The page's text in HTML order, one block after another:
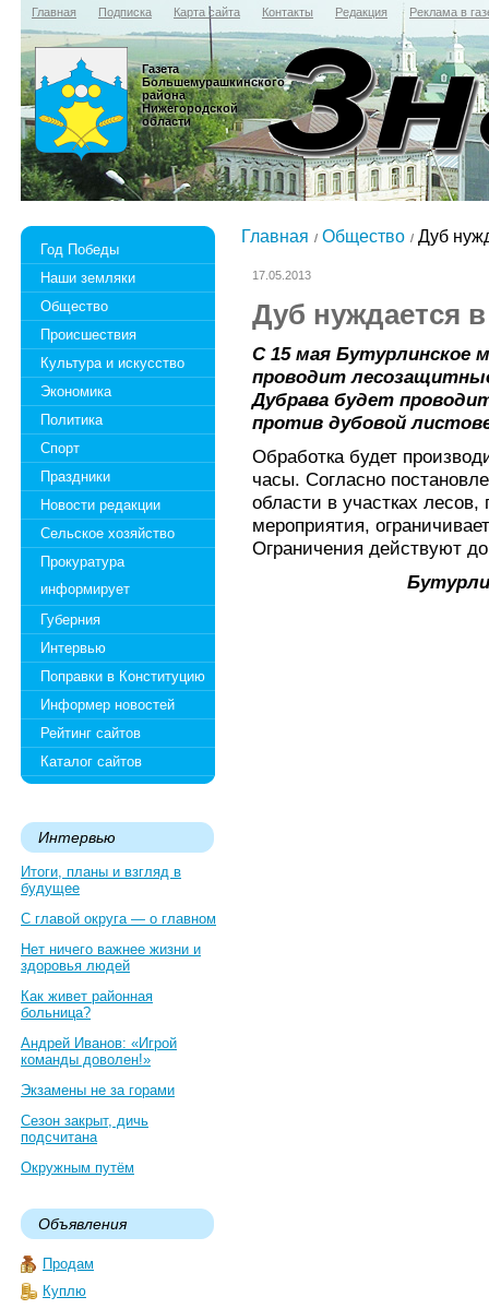
Главная Подписка Карта сайта Контакты Редакция Реклама в
Газета
Большемурашкинского
района
Нижегородской
области
Год Победы
Наши земляки
Общество
Происшествия
Культура и искусство
Экономика
Политика
Спорт
Праздники
Новости редакции
Сельское хозяйство
Прокуратура
информирует
Губерния
Интервью
Поправки в Конституцию
Информер новостей
Рейтинг сайтов
Каталог сайтов
Интервью
Итоги, планы и взгляд в
будущее
С главой округа — о главном
Нет ничего важнее жизни и
здоровья людей
Как живет районная
больница?
Андрей Иванов: «Игрой
команды доволен!»
Экзамены не за горами
Сезон закрыт, дичь
подсчитана
Окружным путём
Объявления
Продам
Куплю
Главная Общество Дуб
17.05.2013
Дуб нуждается
С 15 мая Бутурлинское
проводит
Дубрава будет
против дубовой
Обработка будет
часы. Согласно
области в участках
мероприятия,
Ограничения действуют